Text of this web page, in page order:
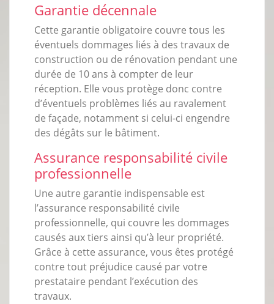
Garantie décennale
Cette garantie obligatoire couvre tous les
éventuels dommages liés à des travaux de
construction ou de rénovation pendant une
durée de 10 ans à compter de leur
réception. Elle vous protège donc contre
d’éventuels problèmes liés au ravalement
de façade, notamment si celui-ci engendre
des dégâts sur le bâtiment.
Assurance responsabilité civile
professionnelle
Une autre garantie indispensable est
l’assurance responsabilité civile
professionnelle, qui couvre les dommages
causés aux tiers ainsi qu’à leur propriété.
Grâce à cette assurance, vous êtes protégé
contre tout préjudice causé par votre
prestataire pendant l’exécution des
travaux.